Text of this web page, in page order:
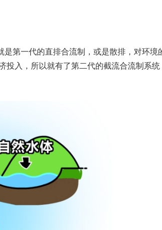
第一代的直排合流制，或是散排，对环
入，所以就有了第二代的截流合流制系